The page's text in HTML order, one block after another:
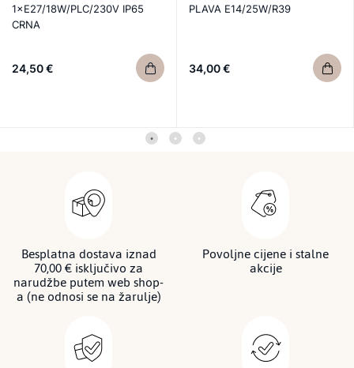
1×E27/18W/PLC/230V IP65
CRNA
24,50 €
PLAVA E14/25W/R39
34,00 €
Besplatna dostava iznad
70,00 € isključivo za
narudžbe putem web shop-
a (ne odnosi se na žarulje)
Povoljne cijene i stalne
akcije